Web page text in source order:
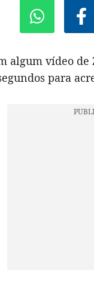
algum vídeo
para